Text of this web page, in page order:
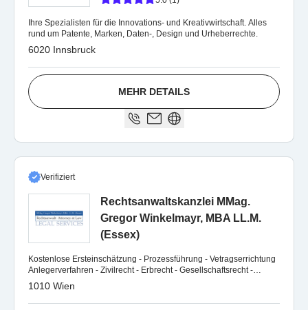
Ihre Spezialisten für die Innovations- und Kreativwirtschaft. Alles
rund um Patente, Marken, Daten-, Design und Urheberrechte.
6020 Innsbruck
MEHR DETAILS
Verifiziert
Rechtsanwaltskanzlei MMag.
Gregor Winkelmayr, MBA LL.M.
(Essex)
Kostenlose Ersteinschätzung - Prozessführung - Vetragserrichtung
Anlegerverfahren - Zivilrecht - Erbrecht - Gesellschaftsrecht -
Wirtschaftsrecht
1010 Wien